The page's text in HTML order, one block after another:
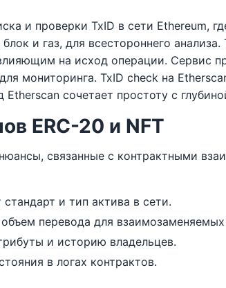
и проверки TxID в сети Ethereum,
и газ, для всестороннего
на исход операции. Сервис
мониторинга. TxID check на
сочетает простоту с
ERC-20 и NFT
связанные с контрактными
и тип актива в сети.
перевода для взаимозаменяемых
и историю владельцев.
в логах контрактов.